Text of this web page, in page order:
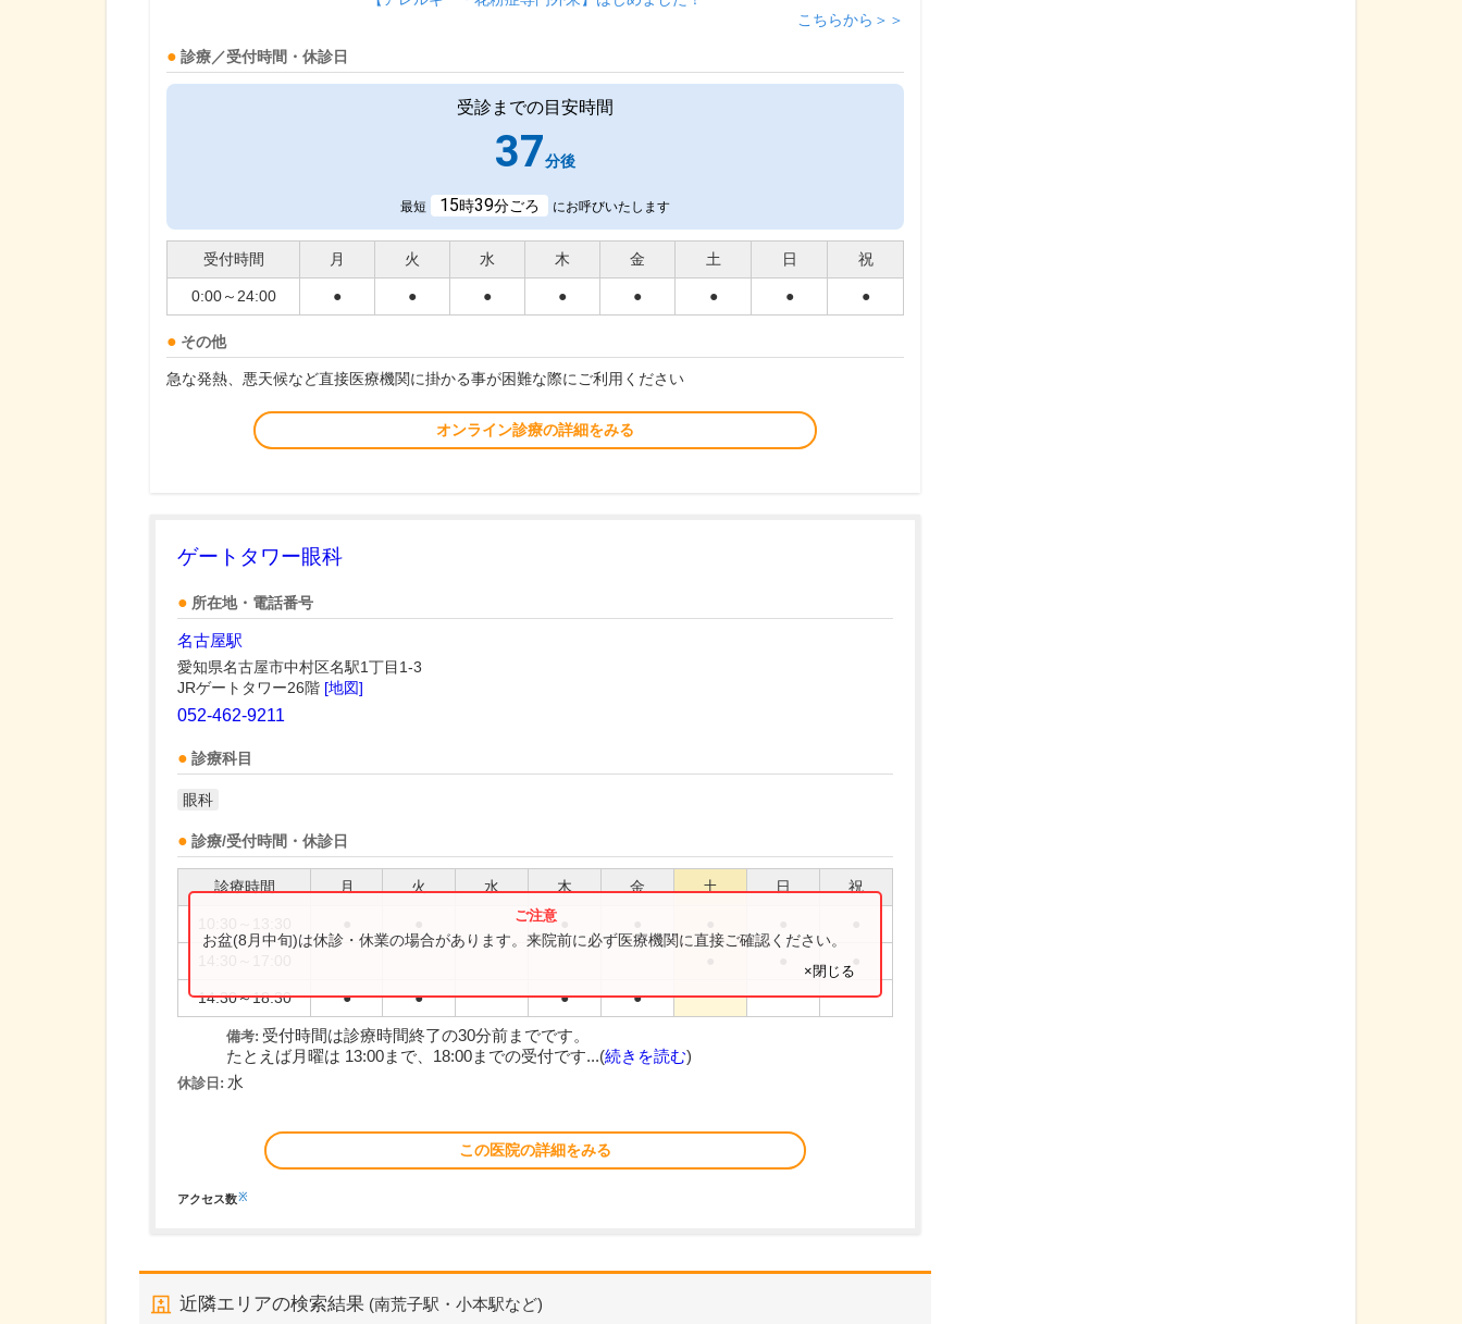
こちらから＞＞
診療／受付時間・休診日
受診までの目安時間
37分後
最短 15時39分ごろ にお呼びいたします
受付時間 月 火 水 木 金 土 日 祝
0:00～24:00 ● ● ● ● ● ● ● ●
その他
急な発熱、悪天候など直接医療機関に掛かる事が困難な際にご利用ください
オンライン診療の詳細をみる
ゲートタワー眼科
所在地・電話番号
名古屋駅
愛知県名古屋市中村区名駅1丁目1-3
JRゲートタワー26階 [地図]
052-462-9211
診療科目
眼科
診療/受付時間・休診日
診療時間 月 火 水 木 金 土 日 祝
14:30～18:30 ● ● ● ●
お盆(8月中旬)は休診・休業の場合があります。来院前に必ず医療機関に直接ご確認ください。
×閉じる
備考: 受付時間は診療時間終了の30分前までです。
たとえば月曜は 13:00まで、18:00までの受付です...(続きを読む)
休診日: 水
この医院の詳細をみる
アクセス数※
近隣エリアの検索結果 (南荒子駅・小本駅など)